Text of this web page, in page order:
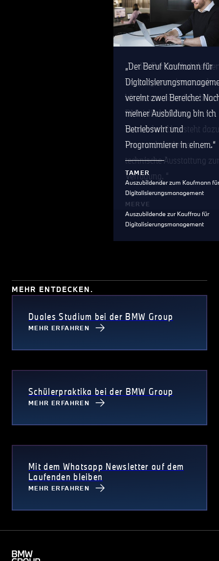
In der Berufsschule
wir programmieren und
können es dann hier bei
BMW direkt selbst
anwenden. Uns steht dazu
eine total moderne
technische Ausstattung zur
Verfügung.
MERVE
Auszubildende zur Kauffrau für
Digitalisierungsmanagement
Der Beruf Kaufmann für
vereint zwei Bereiche:
meiner Ausbildung bin ich
Betriebswirt und
Programmierer in einem.
TAMER
Auszubildender zum Kaufmann für
Digitalisierungsmanagement
MEHR ENTDECKEN.
Duales Studium bei der BMW Group
MEHR ERFAHREN
Schülerpraktika bei der BMW Group
MEHR ERFAHREN
Mit dem Whatsapp Newsletter auf dem
Laufenden bleiben
MEHR ERFAHREN